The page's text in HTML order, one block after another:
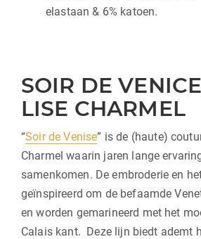
elastaan & 6% katoen.
SOIR DE
LISE CHARMEL
“Soir de Venise” is de (haute)
Charmel waarin jaren lange
samenkomen. De embroderie en
geïnspireerd om de befaamde
en worden gemarineerd met het
Calais kant. Deze lijn biedt ademt